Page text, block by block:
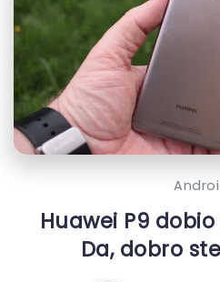
Huawei P9
Da, dobro